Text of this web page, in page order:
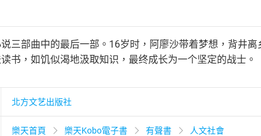
三部曲中的最后一部。16岁时，阿廖沙带着梦想，背井
书，如饥似渴地汲取知识，最终成长为一个坚定的战士。
北方文艺出版社
樂天首頁 樂天Kobo電子書 有聲書 人文社會